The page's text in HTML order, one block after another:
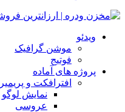
ویدئو
موشن گرافیک
فوتیج
پروژه های آماده
افترافکت و پریمیر
نمایش لوگو
عروسی